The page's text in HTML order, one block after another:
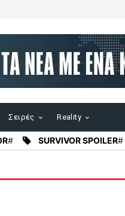
Σειρές Reality
# SURVIVOR SPOILER#